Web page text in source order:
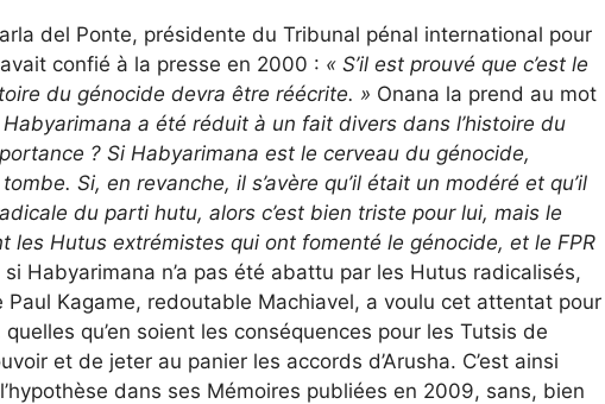
del Ponte, présidente du Tribunal pénal international pour
confié à la presse en 2000 : « S’il est prouvé que c’est le
du génocide devra être réécrite. » Onana la prend au mot
a été réduit à un fait divers dans l’histoire du
? Si Habyarimana est le cerveau du génocide,
Si, en revanche, il s’avère qu’il était un modéré et qu’il
du parti hutu, alors c’est bien triste pour lui, mais le
les Hutus extrémistes qui ont fomenté le génocide, et le FPR
si Habyarimana n’a pas été abattu par les Hutus radicalisés,
Paul Kagame, redoutable Machiavel, a voulu cet attentat pour
qu’en soient les conséquences pour les Tutsis de
et de jeter au panier les accords d’Arusha. C’est ainsi
dans ses Mémoires publiées en 2009, sans, bien